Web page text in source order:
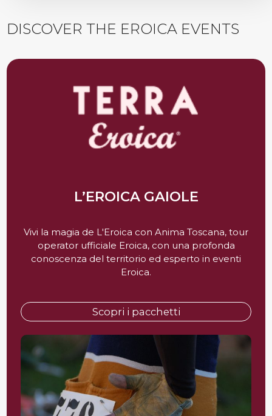
DISCOVER THE EROICA EVENTS
L’EROICA GAIOLE
Vivi la magia de L'Eroica con Anima Toscana, tour
operator ufficiale Eroica, con una profonda
conoscenza del territorio ed esperto in eventi
Eroica.
Scopri i pacchetti